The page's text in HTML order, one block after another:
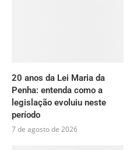
20 anos da Lei Maria da
Penha: entenda como a
legislação evoluiu neste
período
7 de agosto de 2026